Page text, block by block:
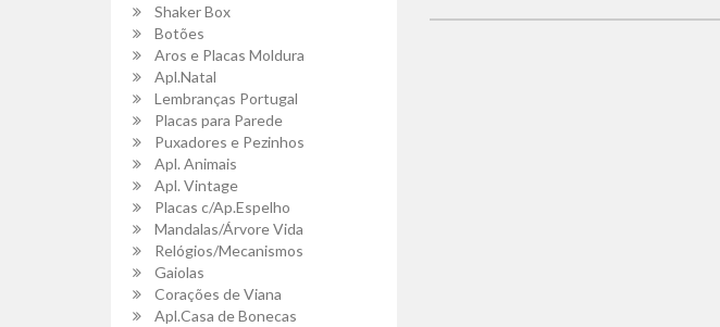
Shaker Box
Botões
Aros e Placas Moldura
Apl.Natal
Lembranças Portugal
Placas para Parede
Puxadores e Pezinhos
Apl. Animais
Apl. Vintage
Placas c/Ap.Espelho
Mandalas/Árvore Vida
Relógios/Mecanismos
Gaiolas
Corações de Viana
Apl.Casa de Bonecas